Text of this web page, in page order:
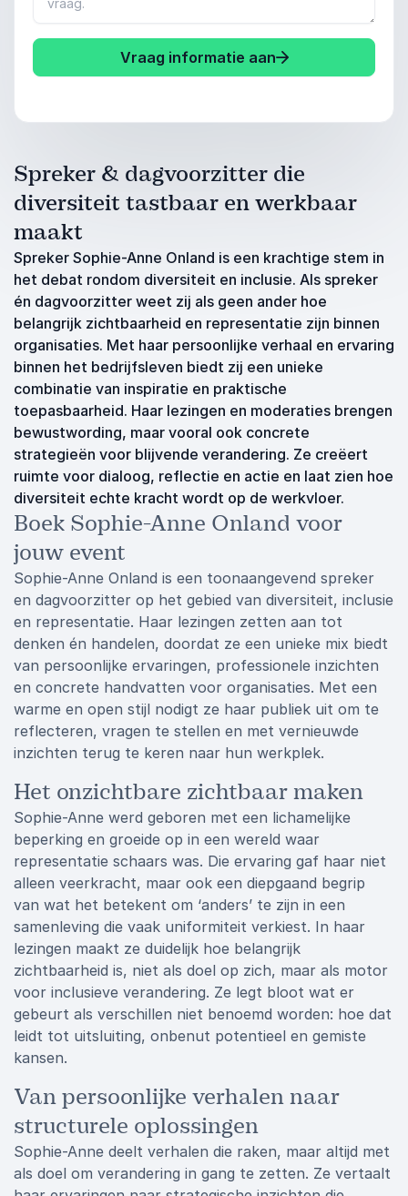
Vraag informatie aan
Spreker & dagvoorzitter die
diversiteit tastbaar en werkbaar
maakt
Spreker Sophie-Anne Onland is een krachtige stem in
het debat rondom diversiteit en inclusie. Als spreker
én dagvoorzitter weet zij als geen ander hoe
belangrijk zichtbaarheid en representatie zijn binnen
organisaties. Met haar persoonlijke verhaal en ervaring
binnen het bedrijfsleven biedt zij een unieke
combinatie van inspiratie en praktische
toepasbaarheid. Haar lezingen en moderaties brengen
bewustwording, maar vooral ook concrete
strategieën voor blijvende verandering. Ze creëert
ruimte voor dialoog, reflectie en actie en laat zien hoe
diversiteit echte kracht wordt op de werkvloer.
Boek Sophie-Anne Onland voor
jouw event
Sophie-Anne Onland is een toonaangevend spreker
en dagvoorzitter op het gebied van diversiteit, inclusie
en representatie. Haar lezingen zetten aan tot
denken én handelen, doordat ze een unieke mix biedt
van persoonlijke ervaringen, professionele inzichten
en concrete handvatten voor organisaties. Met een
warme en open stijl nodigt ze haar publiek uit om te
reflecteren, vragen te stellen en met vernieuwde
inzichten terug te keren naar hun werkplek.
Het onzichtbare zichtbaar maken
Sophie-Anne werd geboren met een lichamelijke
beperking en groeide op in een wereld waar
representatie schaars was. Die ervaring gaf haar niet
alleen veerkracht, maar ook een diepgaand begrip
van wat het betekent om ‘anders’ te zijn in een
samenleving die vaak uniformiteit verkiest. In haar
lezingen maakt ze duidelijk hoe belangrijk
zichtbaarheid is, niet als doel op zich, maar als motor
voor inclusieve verandering. Ze legt bloot wat er
gebeurt als verschillen niet benoemd worden: hoe dat
leidt tot uitsluiting, onbenut potentieel en gemiste
kansen.
Van persoonlijke verhalen naar
structurele oplossingen
Sophie-Anne deelt verhalen die raken, maar altijd met
als doel om verandering in gang te zetten. Ze vertaalt